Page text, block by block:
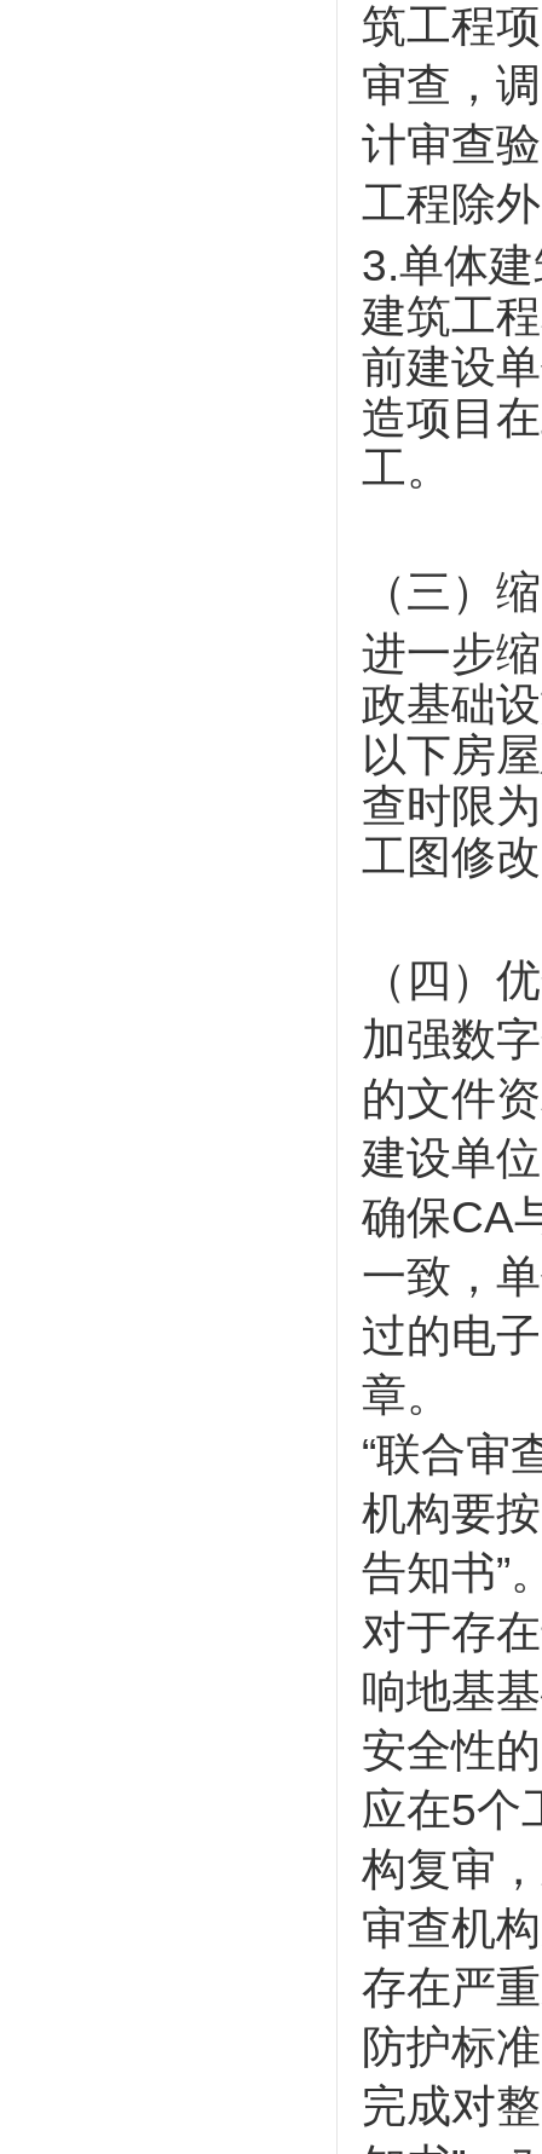
筑工程
审查，
计审查
工程除
3.单体
建筑工
前建设
造项目
工。
（三）
进一步
政基础
以下房
查时限
工图修
（四）
加强数
的文件
建设单
确保CA
一致，
过的电
章。
“联合审
机构要
告知书”
对于存
响地基
安全性
应在5个
构复审
审查机
存在严
防护标
完成对